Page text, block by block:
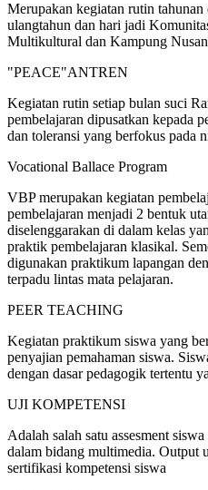
Merupakan kegiatan rutin tahunan
ulangtahun dan hari jadi
Multikultural dan Kampung
"PEACE"ANTREN
Kegiatan rutin setiap bulan suci
pembelajaran dipusatkan kepada
dan toleransi yang berfokus pada
Vocational Ballace Program
VBP merupakan kegiatan
pembelajaran menjadi 2 bentuk
diselenggarakan di dalam kelas
praktik pembelajaran klasikal.
digunakan praktikum lapangan
terpadu lintas mata pelajaran.
PEER TEACHING
Kegiatan praktikum siswa yang
penyajian pemahaman siswa.
dengan dasar pedagogik tertentu
UJI KOMPETENSI
Adalah salah satu assesment
dalam bidang multimedia. Output
sertifikasi kompetensi siswa